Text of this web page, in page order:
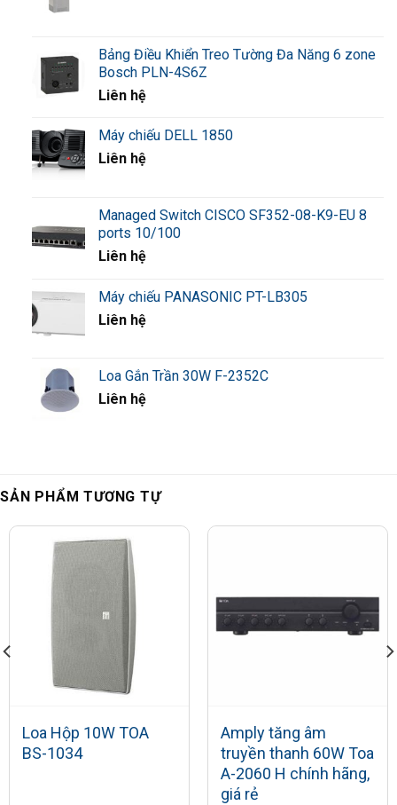
Bảng Điều Khiển Treo Tường Đa Năng 6 zone
Bosch PLN-4S6Z
Liên hệ
Máy chiếu DELL 1850
Liên hệ
Managed Switch CISCO SF352-08-K9-EU 8
ports 10/100
Liên hệ
Máy chiếu PANASONIC PT-LB305
Liên hệ
Loa Gắn Trần 30W F-2352C
Liên hệ
SẢN PHẨM TƯƠNG TỰ
Loa Hộp 10W TOA
BS-1034
Amply tăng âm
truyền thanh 60W Toa
A-2060 H chính hãng,
giá rẻ